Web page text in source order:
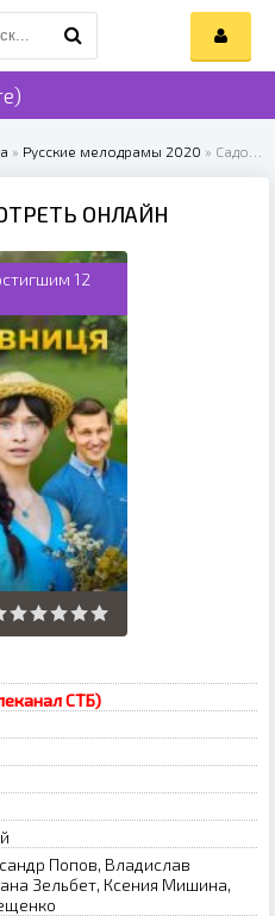
» Русские мелодрамы 2020 » Садовница (2019)
ОНЛАЙН
12
СТБ)
Попов, Владислав
Зельбет, Ксения Мишина,